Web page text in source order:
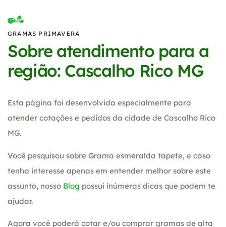
GRAMAS PRIMAVERA
Sobre atendimento para a
região: Cascalho Rico MG
Esta página foi desenvolvida especialmente para
atender cotações e pedidos da cidade de Cascalho Rico
MG.
Você pesquisou sobre Grama esmeralda tapete, e caso
tenha interesse apenas em entender melhor sobre este
assunto, nosso Blog possui inúmeras dicas que podem te
ajudar.
Agora você poderá cotar e/ou comprar gramas de alta